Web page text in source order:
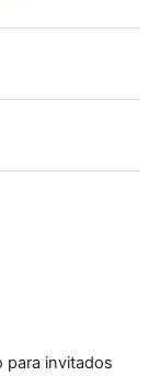
para invitados